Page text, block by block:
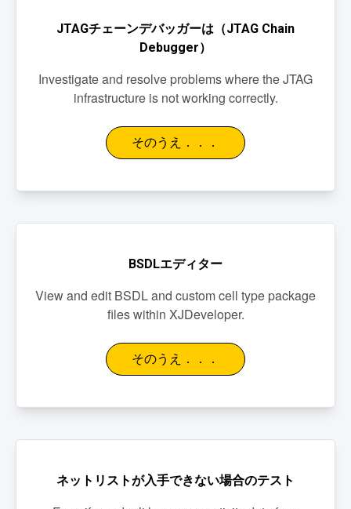
JTAGチェーンデバッガーは（JTAG Chain
Debugger）
Investigate and resolve problems where the JTAG
infrastructure is not working correctly.
そのうえ．．．
BSDLエディター
View and edit BSDL and custom cell type package
files within XJDeveloper.
そのうえ．．．
ネットリストが入手できない場合のテスト